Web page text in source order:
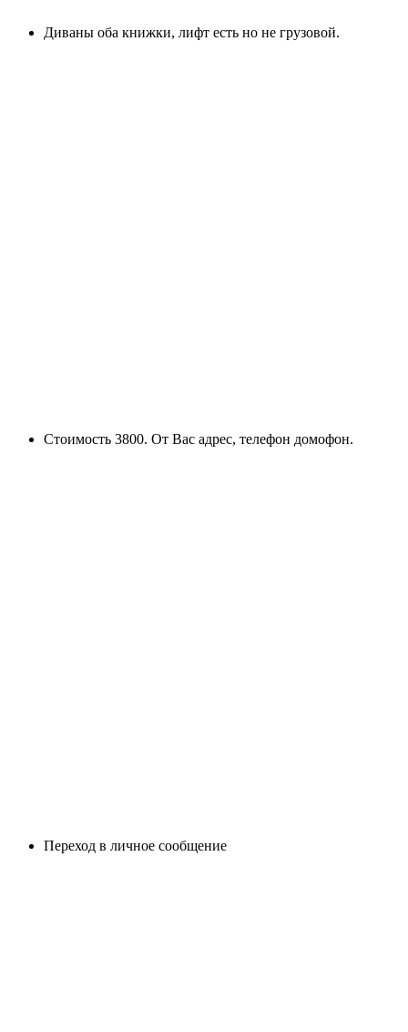
Диваны оба книжки, лифт есть но не грузовой.
Стоимость 3800. От Вас адрес, телефон домофон.
Переход в личное сообщение